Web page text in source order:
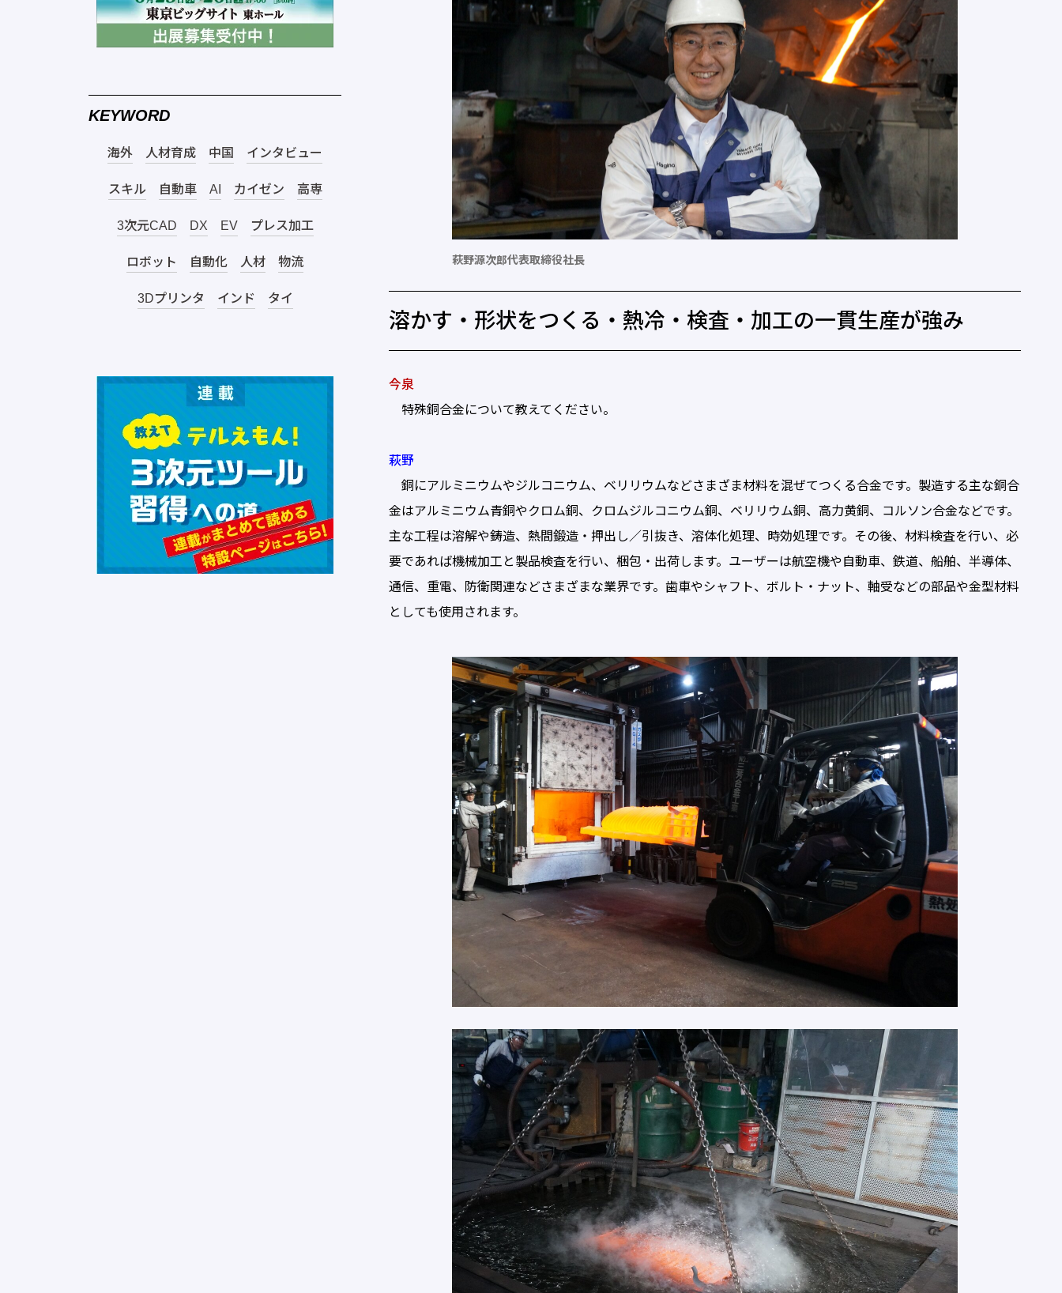
萩野源次郎代表取締役社長
溶かす・形状をつくる・熱冷・検査・加工の一貫生産が強み
今泉
特殊銅合金について教えてください。
萩野
銅にアルミニウムやジルコニウム、ベリリウムなどさまざま材料を混ぜてつくる合金です。製造する主な銅合
金はアルミニウム青銅やクロム銅、クロムジルコニウム銅、ベリリウム銅、高力黄銅、コルソン合金などです。
主な工程は溶解や鋳造、熱間鍛造・押出し／引抜き、溶体化処理、時効処理です。その後、材料検査を行い、必
要であれば機械加工と製品検査を行い、梱包・出荷します。ユーザーは航空機や自動車、鉄道、船舶、半導体、
通信、重電、防衛関連などさまざまな業界です。歯車やシャフト、ボルト・ナット、軸受などの部品や金型材料
としても使用されます。
KEYWORD
海外 人材育成 中国 インタビュー
スキル 自動車 AI カイゼン 高専
3次元CAD DX EV プレス加工
ロボット 自動化 人材 物流
3Dプリンタ インド タイ